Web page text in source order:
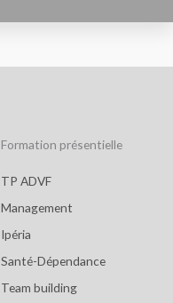
Formation présentielle
TP ADVF
Management
Ipéria
Santé-Dépendance
Team building